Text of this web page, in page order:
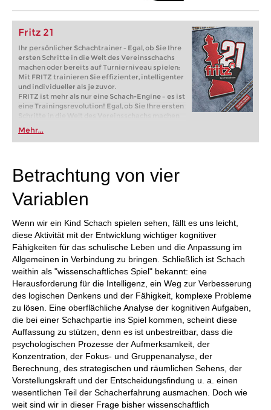
Fritz 21
Ihr persönlicher Schachtrainer - Egal, ob Sie Ihre
ersten Schritte in die Welt des Vereinsschachs
machen oder bereits auf Turnierniveau spielen:
Mit FRITZ trainieren Sie effizienter, intelligenter
und individueller als je zuvor.
FRITZ ist mehr als nur eine Schach-Engine – es ist
eine Trainingsrevolution! Egal, ob Sie Ihre ersten
Schritte in die Welt des Vereinsschachs machen
oder bereits auf Turnierniveau spielen: Mit
FRITZ trainieren Sie effizienter, intelligenter und
individueller als je zuvor.
Mehr...
Betrachtung von vier
Variablen
Wenn wir ein Kind Schach spielen sehen, fällt es uns leicht,
diese Aktivität mit der Entwicklung wichtiger kognitiver
Fähigkeiten für das schulische Leben und die Anpassung im
Allgemeinen in Verbindung zu bringen. Schließlich ist Schach
weithin als "wissenschaftliches Spiel" bekannt: eine
Herausforderung für die Intelligenz, ein Weg zur Verbesserung
des logischen Denkens und der Fähigkeit, komplexe Probleme
zu lösen. Eine oberflächliche Analyse der kognitiven Aufgaben,
die bei einer Schachpartie ins Spiel kommen, scheint diese
Auffassung zu stützen, denn es ist unbestreitbar, dass die
psychologischen Prozesse der Aufmerksamkeit, der
Konzentration, der Fokus- und Gruppenanalyse, der
Berechnung, des strategischen und räumlichen Sehens, der
Vorstellungskraft und der Entscheidungsfindung u. a. einen
wesentlichen Teil der Schacherfahrung ausmachen. Doch wie
weit sind wir in dieser Frage bisher wissenschaftlich